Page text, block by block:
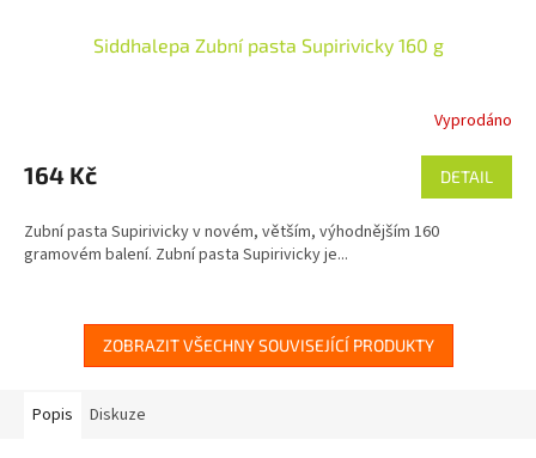
Siddhalepa Zubní pasta Supirivicky 160 g
produktu
je
z
5
Vyprodáno
164 Kč DETAIL
Zubní pasta Supirivicky v novém, větším, výhodnějším 160
gramovém balení. Zubní pasta Supirivicky je...
ZOBRAZIT VŠECHNY SOUVISEJÍCÍ PRODUKTY
Popis Diskuze